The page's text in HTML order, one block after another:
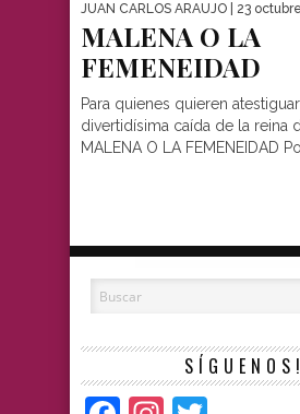
JUAN CARLOS ARAUJO | 23
MALENA O LA
FEMENEIDAD
Para quienes quieren
divertidísima caída de la reina
MALENA O LA FEMENEIDAD
SÍGUENOS!